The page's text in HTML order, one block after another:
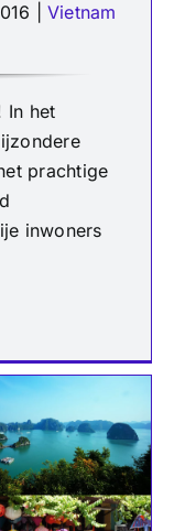
Vietnam
In het
prachtige
inwoners